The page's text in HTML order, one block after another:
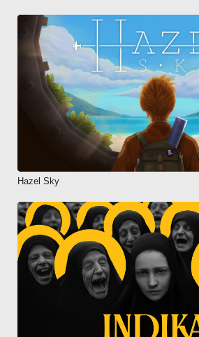
Hazel Sky